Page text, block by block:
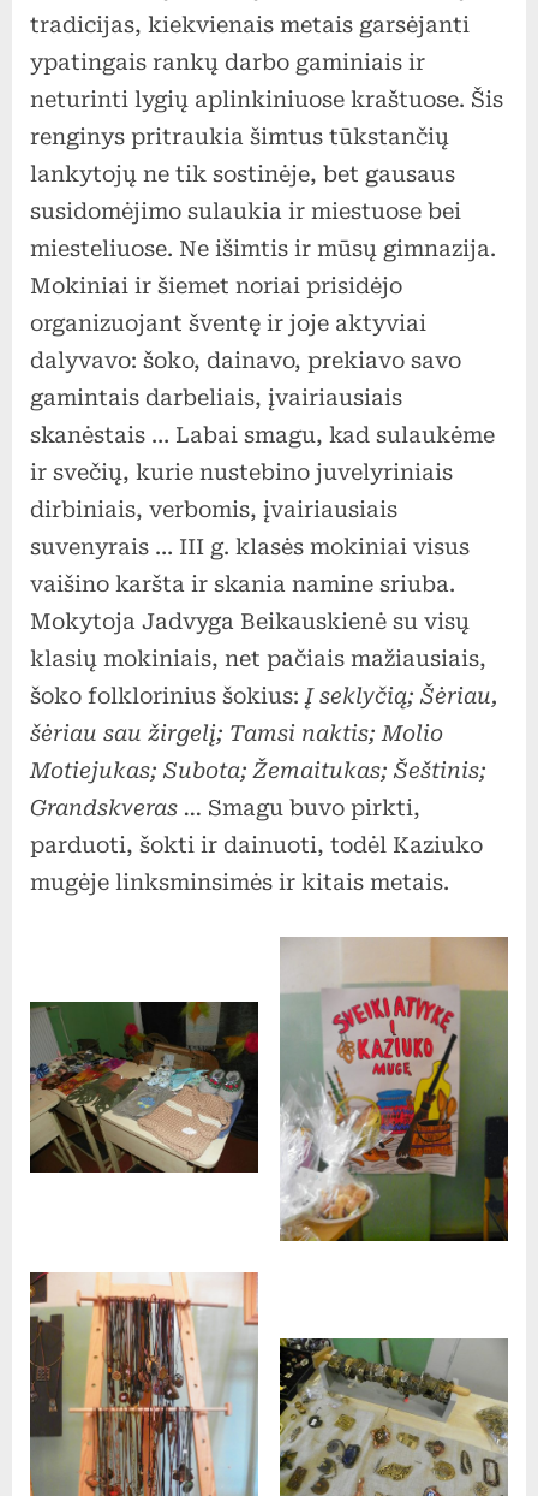
tradicijas, kiekvienais metais garsėjanti
ypatingais rankų darbo gaminiais ir
neturinti lygių aplinkiniuose kraštuose. Šis
renginys pritraukia šimtus tūkstančių
lankytojų ne tik sostinėje, bet gausaus
susidomėjimo sulaukia ir miestuose bei
miesteliuose. Ne išimtis ir mūsų gimnazija.
Mokiniai ir šiemet noriai prisidėjo
organizuojant šventę ir joje aktyviai
dalyvavo: šoko, dainavo, prekiavo savo
gamintais darbeliais, įvairiausiais
skanėstais … Labai smagu, kad sulaukėme
ir svečių, kurie nustebino juvelyriniais
dirbiniais, verbomis, įvairiausiais
suvenyrais … III g. klasės mokiniai visus
vaišino karšta ir skania namine sriuba.
Mokytoja Jadvyga Beikauskienė su visų
klasių mokiniais, net pačiais mažiausiais,
šoko folklorinius šokius: Į seklyčią; Šėriau,
šėriau sau žirgelį; Tamsi naktis; Molio
Motiejukas; Subota; Žemaitukas; Šeštinis;
Grandskveras … Smagu buvo pirkti,
parduoti, šokti ir dainuoti, todėl Kaziuko
mugėje linksminsimės ir kitais metais.